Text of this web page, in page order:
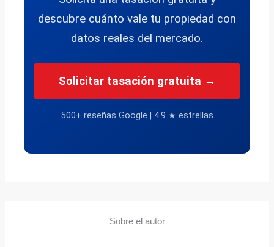
descubre cuánto vale tu propiedad con
datos reales del mercado.
Solicitar tasación gratuita →
500+ reseñas Google | 4.9 ★ estrellas
Sobre el autor